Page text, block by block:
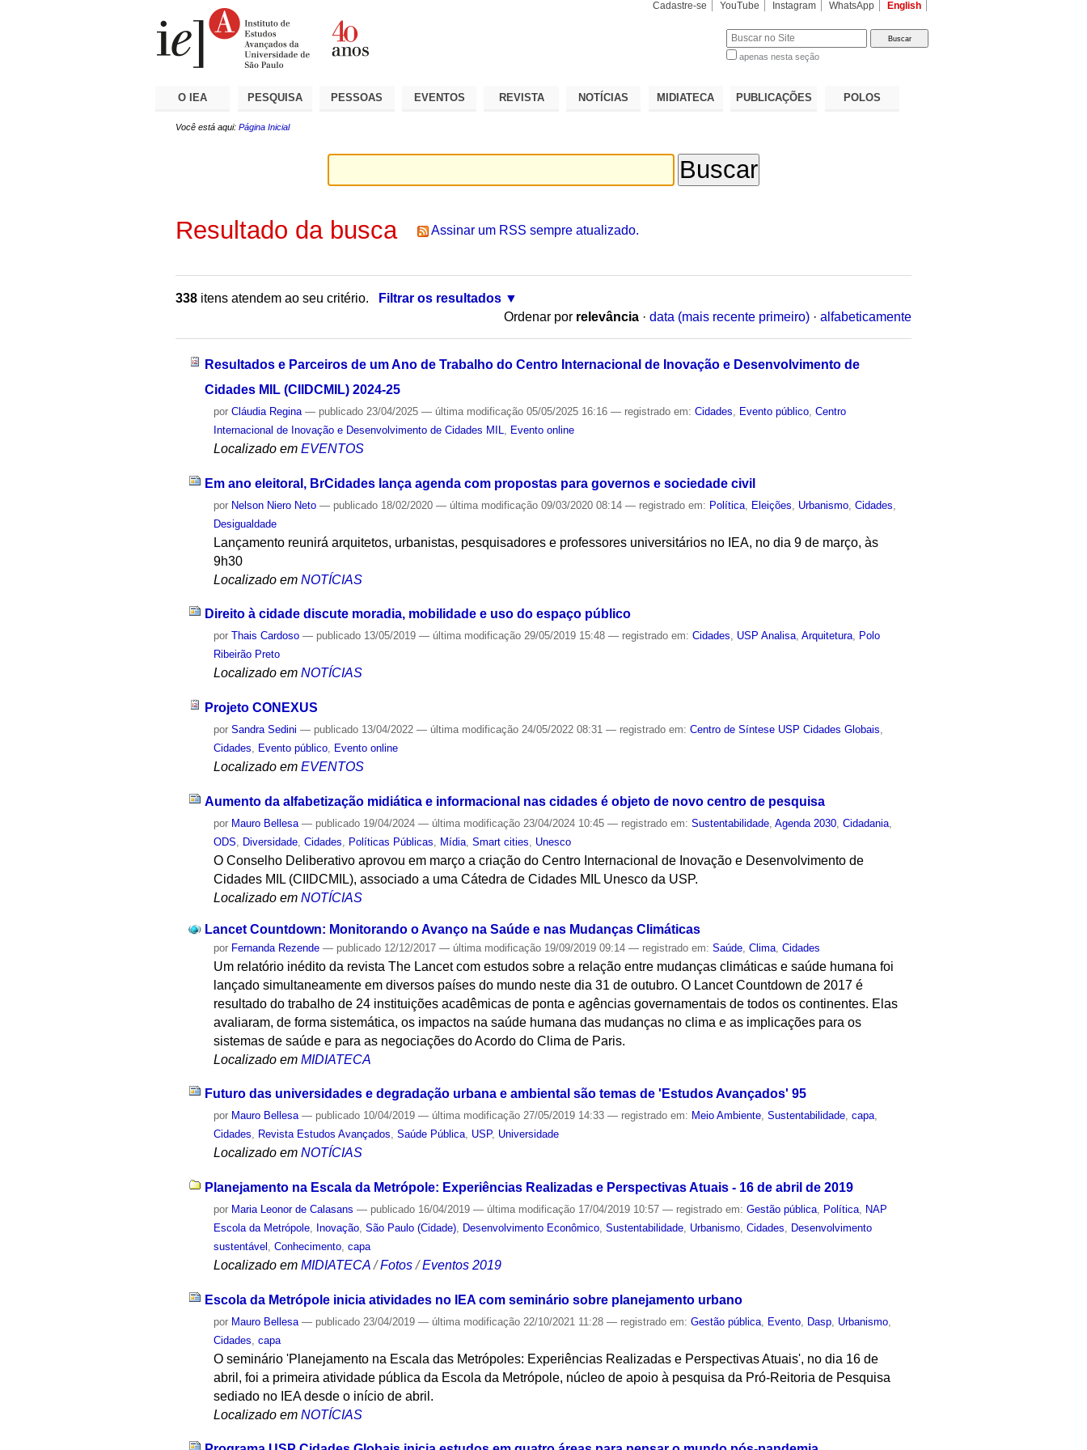
Cadastre-se YouTube Instagram WhatsApp English
apenas nesta seção
O IEA PESQUISA PESSOAS EVENTOS REVISTA NOTÍCIAS MIDIATECA PUBLICAÇÕES POLOS
Você está aqui: Página Inicial
Resultado da busca Assinar um RSS sempre atualizado.
338 itens atendem ao seu critério.
Filtrar os resultados
Ordenar por relevância · data (mais recente primeiro) · alfabeticamente
Resultados e Parceiros de um Ano de Trabalho do Centro Internacional de Inovação e Desenvolvimento de
Cidades MIL (CIIDCMIL) 2024-25
porCláudia Regina — publicado 23/04/2025— última modificação 05/05/2025 16:16— registrado em:Cidades Evento público ,Centro
Internacional de Inovação e Desenvolvimento de Cidades MIL
Evento online
Localizado em EVENTOS
Em ano eleitoral, BrCidades lança agenda com propostas para governos e sociedade civil
por Nelson Niero Neto — publicado 18/02/2020— última modificação 09/03/2020 08:14— registrado em: Política Eleições Urbanismo ,Cidades
Desigualdade
Lançamento reunirá arquitetos, urbanistas, pesquisadores e professores universitários no IEA, no dia 9 de março, às
9h30
Localizado em NOTÍCIAS
Direito à cidade discute moradia, mobilidade e uso do espaço público
porThais Cardoso — publicado 13/05/2019— última modificação 29/05/2019 15:48— registrado em:Cidades, USP Analisa,Arquitetura, Polo
Ribeirão Preto
Localizado em NOTÍCIAS
Projeto CONEXUS
porSandra Sedini — publicado 13/04/2022— última modificação 24/05/2022 08:31— registrado em:Centro de Síntese USP Cidades Globais,
Cidades, Evento público, Evento online
Localizado em EVENTOS
Aumento da alfabetização midiática e informacional nas cidades é objeto de novo centro de pesquisa
por Mauro Bellesa — publicado 19/04/2024— última modificação 23/04/2024 10:45— registrado em:Sustentabilidade ,Agenda 2030 ,Cidadania
ODS
Diversidade ,Cidades Políticas Públicas Mídia ,Smart cities Unesco
O Conselho Deliberativo aprovou em março a criação do Centro Internacional de Inovação e Desenvolvimento de
Cidades MIL (CIIDCMIL), associado a uma Cátedra de Cidades MIL Unesco da USP.
Localizado em NOTÍCIAS
Lancet Countdown: Monitorando o Avanço na Saúde e nas Mudanças Climáticas
por Fernanda Rezende — publicado 12/12/2017— última modificação 19/09/2019 09:14— registrado em:Saúde ,Clima ,Cidades
Um relatório inédito da revista The Lancet com estudos sobre a relação entre mudanças climáticas e saúde humana foi
lançado simultaneamente em diversos países do mundo neste dia 31 de outubro. O Lancet Countdown de 2017 é
resultado do trabalho de 24 instituições acadêmicas de ponta e agências governamentais de todos os continentes. Elas
avaliaram, de forma sistemática, os impactos na saúde humana das mudanças no clima e as implicações para os
sistemas de saúde e para as negociações do Acordo do Clima de Paris.
Localizado em MIDIATECA
Futuro das universidades e degradação urbana e ambiental são temas de 'Estudos Avançados' 95
por Mauro Bellesa — publicado 10/04/2019— última modificação 27/05/2019 14:33— registrado em: Meio Ambiente,Sustentabilidade,capa,
Cidades, Revista Estudos Avançados,Saúde Pública, USP, Universidade
Localizado em NOTÍCIAS
Planejamento na Escala da Metrópole: Experiências Realizadas e Perspectivas Atuais - 16 de abril de 2019
por Maria Leonor de Calasans — publicado 16/04/2019— última modificação 17/04/2019 10:57— registrado em:Gestão pública Política
NAP
Escola da Metrópole
Inovação ,São Paulo (Cidade) Desenvolvimento Econômico ,Sustentabilidade Urbanismo ,Cidades
Desenvolvimento
sustentável
,Conhecimento ,capa
Localizado em MIDIATECA /Fotos /Eventos 2019
Escola da Metrópole inicia atividades no IEA com seminário sobre planejamento urbano
por Mauro Bellesa — publicado 23/04/2019— última modificação 22/10/2021 11:28— registrado em:Gestão pública Evento Dasp Urbanismo
Cidades ,capa
O seminário 'Planejamento na Escala das Metrópoles: Experiências Realizadas e Perspectivas Atuais', no dia 16 de
abril, foi a primeira atividade pública da Escola da Metrópole, núcleo de apoio à pesquisa da Pró-Reitoria de Pesquisa
sediado no IEA desde o início de abril.
Localizado em NOTÍCIAS